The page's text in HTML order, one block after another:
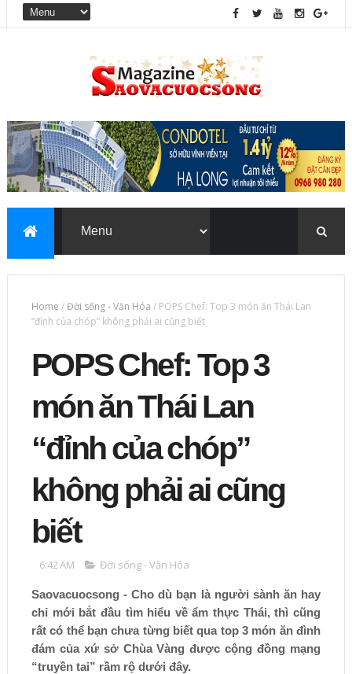
Home /Đời sống - Văn Hóa / POPS Chef: Top 3 món ăn Thái Lan
“đỉnh của chóp” không phải ai cũng biết
POPS Chef: Top 3
món ăn Thái Lan
“đỉnh của chóp”
không phải ai cũng
biết
6:42 AM Đời sống - Văn Hóa
Saovacuocsong - Cho dù bạn là người sành ăn hay
chỉ mới bắt đầu tìm hiểu về ẩm thực Thái, thì cũng
rất có thể bạn chưa từng biết qua top 3 món ăn đình
đám của xứ sở Chùa Vàng được cộng đồng mạng
“truyền tai” rầm rộ dưới đây.